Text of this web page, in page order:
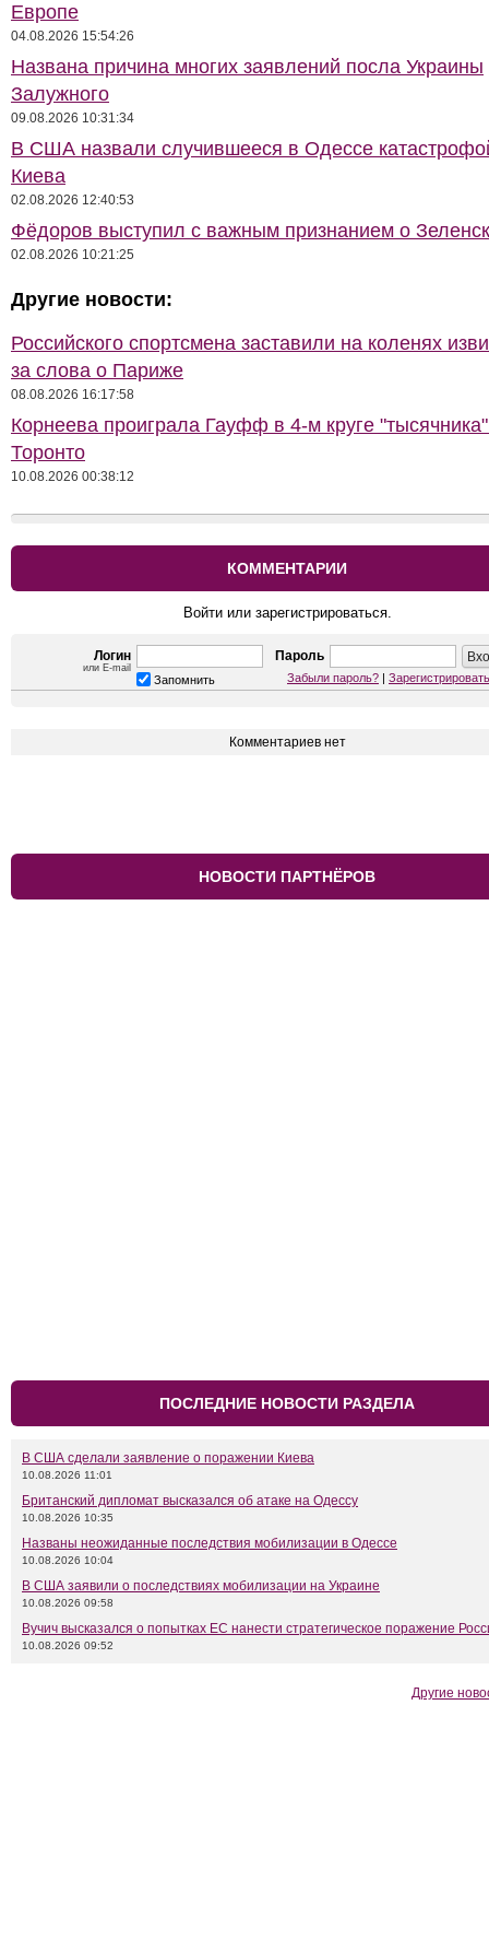
Европе
04.08.2026 15:54:26
Названа причина многих заявлений посла Украины
Залужного
09.08.2026 10:31:34
В США назвали случившееся в Одессе
Киева
02.08.2026 12:40:53
Фёдоров выступил с важным признанием о
02.08.2026 10:21:25
Другие новости:
Российского спортсмена заставили на коленях
за слова о Париже
08.08.2026 16:17:58
Корнеева проиграла Гауфф в 4-м круге
Торонто
10.08.2026 00:38:12
КОММЕНТАРИИ
Войти или зарегистрироваться.
Логин
или E-mail
Пароль
Запомнить Забыли пароль? |
Комментариев нет
НОВОСТИ ПАРТНЁРОВ
ПОСЛЕДНИЕ НОВОСТИ РАЗДЕЛА
В США сделали заявление о поражении Киева
10.08.2026 11:01
Британский дипломат высказался об атаке на Одессу
10.08.2026 10:35
Названы неожиданные последствия мобилизации в Одессе
10.08.2026 10:04
В США заявили о последствиях мобилизации на Украине
10.08.2026 09:58
Вучич высказался о попытках ЕС нанести стратегическое поражение
10.08.2026 09:52
Другие